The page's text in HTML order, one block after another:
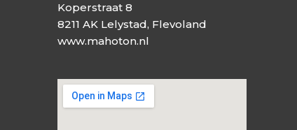
Koperstraat 8
8211 AK Lelystad, Flevoland
www.mahoton.nl